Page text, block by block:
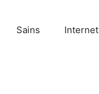
Sains Internet